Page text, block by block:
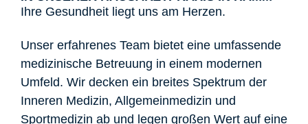
Ihre Gesundheit liegt uns am Herzen.
Unser erfahrenes Team bietet eine umfassende
medizinische Betreuung in einem modernen
Umfeld. Wir decken ein breites Spektrum der
Inneren Medizin, Allgemeinmedizin und
Sportmedizin ab und legen großen Wert auf eine